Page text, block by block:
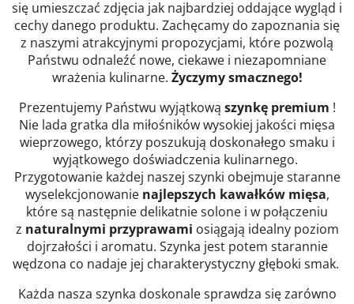
się umieszczać zdjęcia jak najbardziej oddające wygląd i
cechy danego produktu. Zachęcamy do zapoznania się
z naszymi atrakcyjnymi propozycjami, które pozwolą
Państwu odnaleźć nowe, ciekawe i niezapomniane
wrażenia kulinarne. Życzymy smacznego!
Prezentujemy Państwu wyjątkową szynkę premium !
Nie lada gratka dla miłośników wysokiej jakości mięsa
wieprzowego, którzy poszukują doskonałego smaku i
wyjątkowego doświadczenia kulinarnego.
Przygotowanie każdej naszej szynki obejmuje staranne
wyselekcjonowanie najlepszych kawałków mięsa,
które są następnie delikatnie solone i w połączeniu
z naturalnymi przyprawami osiągają idealny poziom
dojrzałości i aromatu. Szynka jest potem starannie
wędzona co nadaje jej charakterystyczny głęboki smak.
Każda nasza szynka doskonale sprawdza się zarówno